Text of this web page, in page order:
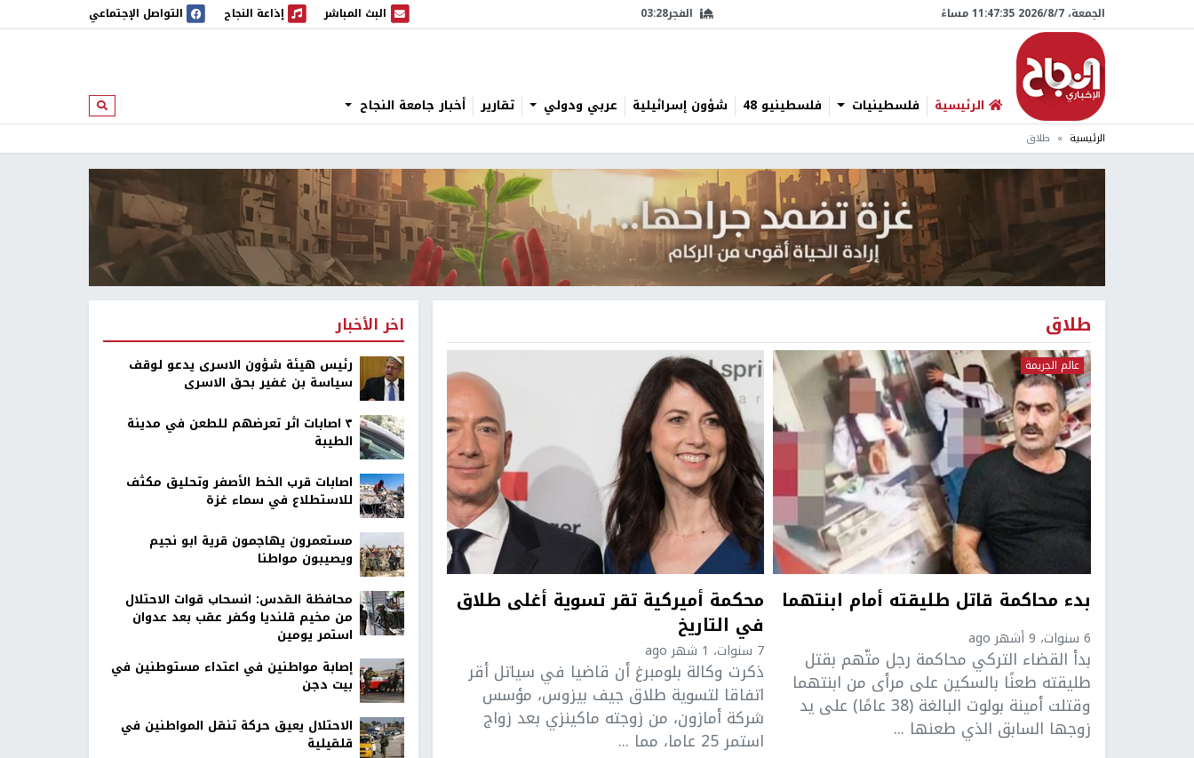
الجمعة، 7/‏8/‏2026 11:47:36 مساءً الفجر03:28 البث المباشر
البث المباشر إذاعة النجاح
إذاعة النجاح التواصل الإجتماعي
الرئيسية فلسطينيات فلسطينيو 48 شؤون إسرائيلية عربي ودولي تقارير أخبار جامعة النجاح ابحث
الرئيسية طلاق
طلاق
عالم الجريمة
بدء محاكمة قاتل طليقته أمام ابنتهما
6 سنوات، 9 أشهر ago
بدأ القضاء التركي محاكمة رجل متّهم بقتل
طليقته طعنًا بالسكين على مرأى من ابنتهما
وقتلت أمينة بولوت البالغة (38 عامًا) على يد
زوجها السابق الذي طعنها ...
محكمة أميركية تقر تسوية أغلى طلاق
في التاريخ
7 سنوات، 1 شهر ago
ذكرت وكالة بلومبرغ أن قاضيا في سياتل أقر
اتفاقا لتسوية طلاق جيف بيزوس، مؤسس
شركة أمازون، من زوجته ماكينزي بعد زواج
استمر 25 عاما، مما ...
اخر الأخبار
رئيس هيئة شؤون الاسرى يدعو لوقف
سياسة بن غفير بحق الاسرى
٣ اصابات اثر تعرضهم للطعن في مدينة
الطيبة
اصابات قرب الخط الأصفر وتحليق مكثف
للاستطلاع في سماء غزة
مستعمرون يهاجمون قرية ابو نجيم
ويصيبون مواطنا
محافظة القدس: انسحاب قوات الاحتلال
من مخيم قلنديا وكفر عقب بعد عدوان
استمر يومين
إصابة مواطنين في اعتداء مستوطنين في
بيت دجن
الاحتلال يعيق حركة تنقل المواطنين في
قلقيلية